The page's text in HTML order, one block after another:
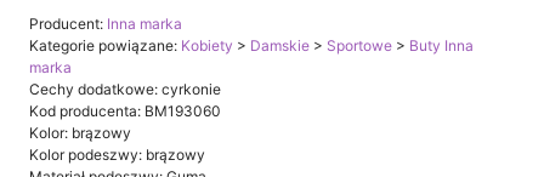
Producent: Inna marka
Kategorie powiązane: Kobiety > Damskie > Sportowe > Buty Inna
marka
Cechy dodatkowe: cyrkonie
Kod producenta: BM193060
Kolor: brązowy
Kolor podeszwy: brązowy